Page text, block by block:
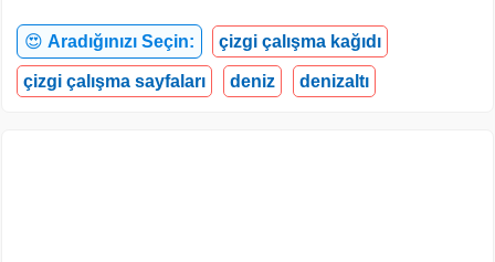
😍 Aradığınızı Seçin: çizgi çalışma kağıdı
çizgi çalışma sayfaları deniz denizaltı